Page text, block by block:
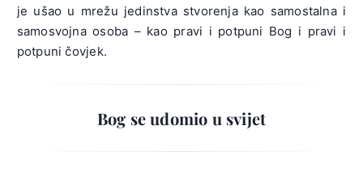
je ušao u mrežu jedinstva stvorenja kao samostalna i
samosvojna osoba – kao pravi i potpuni Bog i pravi i
potpuni čovjek.
Bog se udomio u svijet